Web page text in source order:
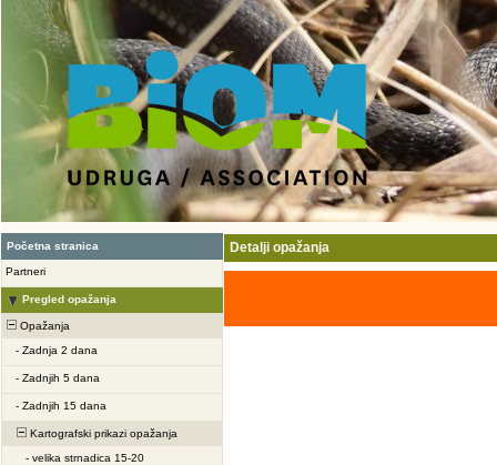
Početna stranica
Partneri
Pregled opažanja
Opažanja
- Zadnja 2 dana
- Zadnjih 5 dana
- Zadnjih 15 dana
Kartografski prikazi opažanja
- velika strnadica 15-20
Detalji opažanja